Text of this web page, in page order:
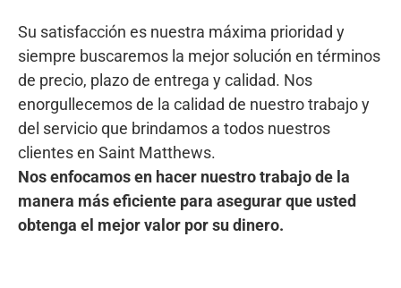
Su satisfacción es nuestra máxima prioridad y
siempre buscaremos la mejor solución en términos
de precio, plazo de entrega y calidad. Nos
enorgullecemos de la calidad de nuestro trabajo y
del servicio que brindamos a todos nuestros
clientes en Saint Matthews.
Nos enfocamos en hacer nuestro trabajo de la
manera más eficiente para asegurar que usted
obtenga el mejor valor por su dinero.